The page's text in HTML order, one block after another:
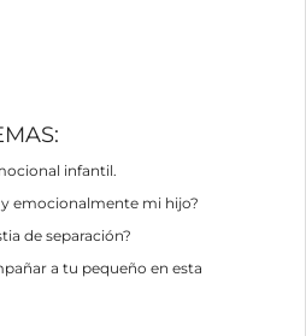
infantil.
emocionalmente mi hijo?
de separación?
a tu pequeño en esta